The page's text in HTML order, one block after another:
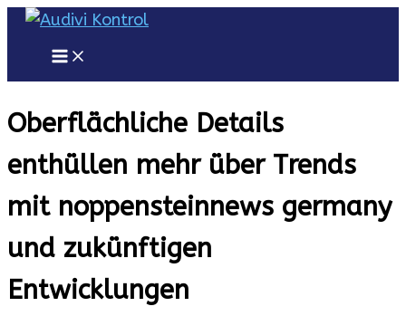
Main
Oberflächliche Details
enthüllen mehr über Trends
mit noppensteinnews germany
und zukünftigen
Entwicklungen